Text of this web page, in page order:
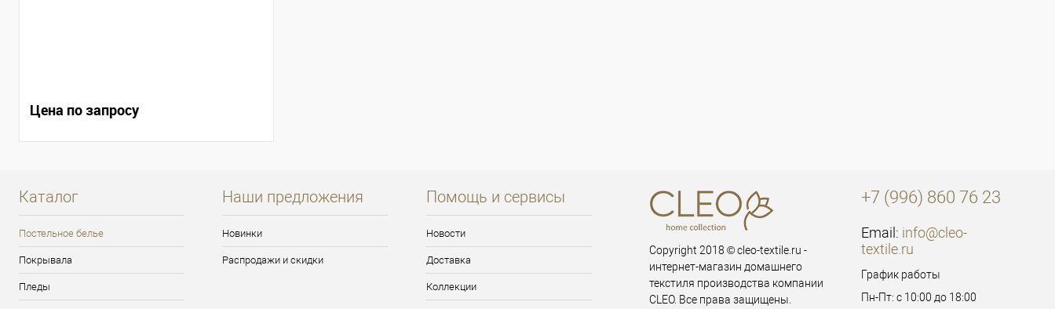
Цена по запросу
Каталог
Постельное белье
Покрывала
Пледы
Наши предложения
Новинки
Распродажи и скидки
Помощь и сервисы
Новости
Доставка
Коллекции
Copyright 2018 © cleo-textile.ru -
интернет-магазин домашнего
текстиля производства компании
CLEO. Все права защищены.
+7 (996) 860 76 23
Email: info@cleo-
textile.ru
График работы
Пн-Пт: с 10:00 до 18:00